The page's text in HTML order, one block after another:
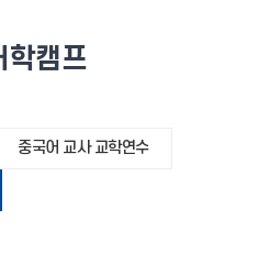
학캠프
중국어 교사 교학연수